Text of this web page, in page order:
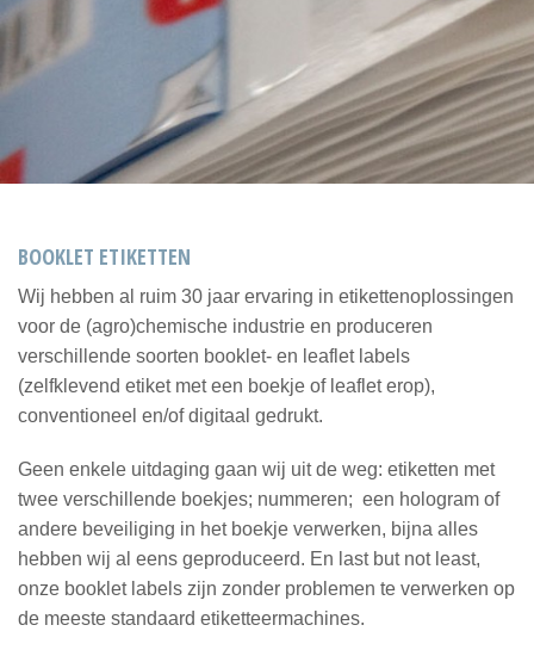
BOOKLET ETIKETTEN
Wij hebben al ruim 30 jaar ervaring in etikettenoplossingen
voor de (agro)chemische industrie en produceren
verschillende soorten booklet- en leaflet labels
(zelfklevend etiket met een boekje of leaflet erop),
conventioneel en/of digitaal gedrukt.
Geen enkele uitdaging gaan wij uit de weg: etiketten met
twee verschillende boekjes; nummeren; een hologram of
andere beveiliging in het boekje verwerken, bijna alles
hebben wij al eens geproduceerd. En last but not least,
onze booklet labels zijn zonder problemen te verwerken op
de meeste standaard etiketteermachines.